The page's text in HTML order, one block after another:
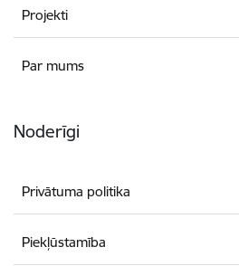
Projekti
Par mums
Noderīgi
Privātuma politika
Piekļūstamība